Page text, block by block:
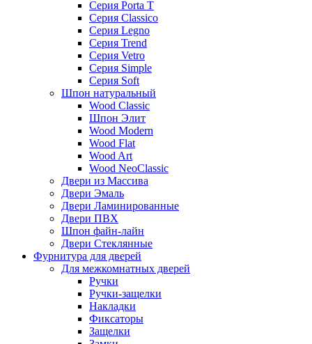
Серия Porta T
Серия Classico
Серия Legno
Серия Trend
Серия Vetro
Серия Simple
Серия Soft
Шпон натуральный
Wood Classic
Шпон Элит
Wood Modern
Wood Flat
Wood Art
Wood NeoClassic
Двери из Массива
Двери Эмаль
Двери Ламинированные
Двери ПВХ
Шпон файн-лайн
Двери Стеклянные
Фурнитура для дверей
Для межкомнатных дверей
Ручки
Ручки-защелки
Накладки
Фиксаторы
Защелки